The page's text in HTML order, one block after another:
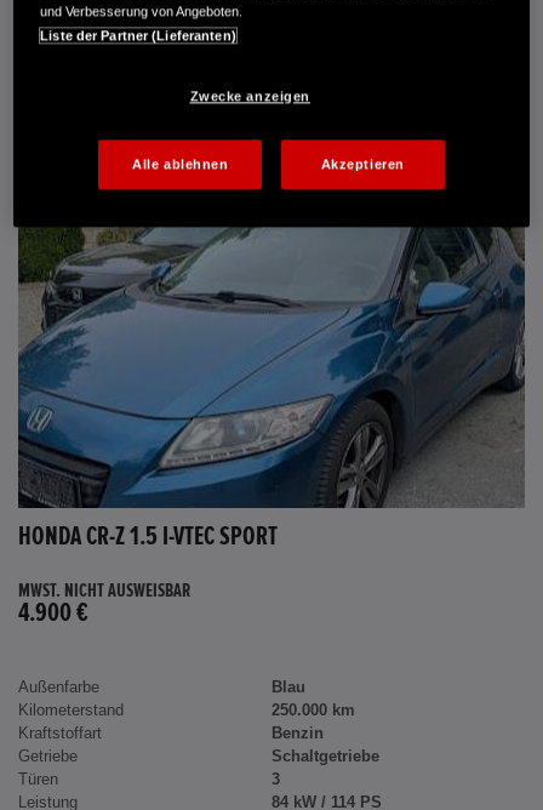
DETAILS
HONDA CR-Z 1.5 I-VTEC SPORT
MWST. NICHT AUSWEISBAR
4.900 €
Außenfarbe
Blau
Kilometerstand
250.000 km
Kraftstoffart
Benzin
Getriebe
Schaltgetriebe
Türen
3
Leistung
84 kW / 114 PS
und Verbesserung von Angeboten.
Liste der Partner (Lieferanten)
Zwecke anzeigen
Alle ablehnen Akzeptieren